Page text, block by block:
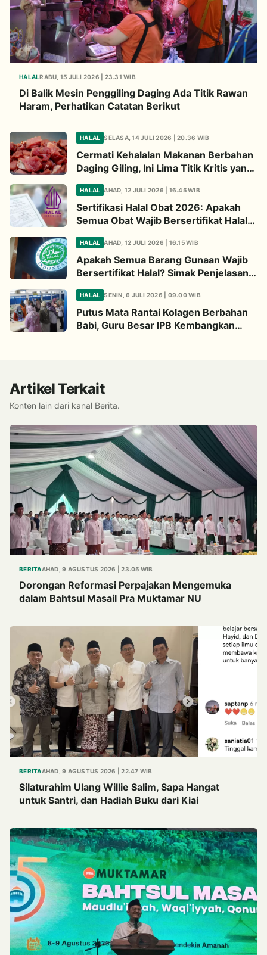
HALALRABU, 15 JULI 2026 | 23.31 WIB
Di Balik Mesin Penggiling Daging Ada Titik Rawan
Haram, Perhatikan Catatan Berikut
HALAL SELASA, 14 JULI 2026 | 20.36 WIB
Cermati Kehalalan Makanan Berbahan
Daging Giling, Ini Lima Titik Kritis yang
Wajib Diperhatikan
HALAL AHAD, 12 JULI 2026 | 16.45 WIB
Sertifikasi Halal Obat 2026: Apakah
Semua Obat Wajib Bersertifikat Halal?
Begini Penjelasannya
HALAL AHAD, 12 JULI 2026 | 16.15 WIB
Apakah Semua Barang Gunaan Wajib
Bersertifikat Halal? Simak Penjelasan
Ini
HALAL SENIN, 6 JULI 2026 | 09.00 WIB
Putus Mata Rantai Kolagen Berbahan
Babi, Guru Besar IPB Kembangkan
Artikel Terkait
Konten lain dari kanal Berita.
BERITAAHAD, 9 AGUSTUS 2026 | 23.05 WIB
Dorongan Reformasi Perpajakan Mengemuka
dalam Bahtsul Masail Pra Muktamar NU
BERITAAHAD, 9 AGUSTUS 2026 | 22.47 WIB
Silaturahim Ulang Willie Salim, Sapa Hangat
untuk Santri, dan Hadiah Buku dari Kiai